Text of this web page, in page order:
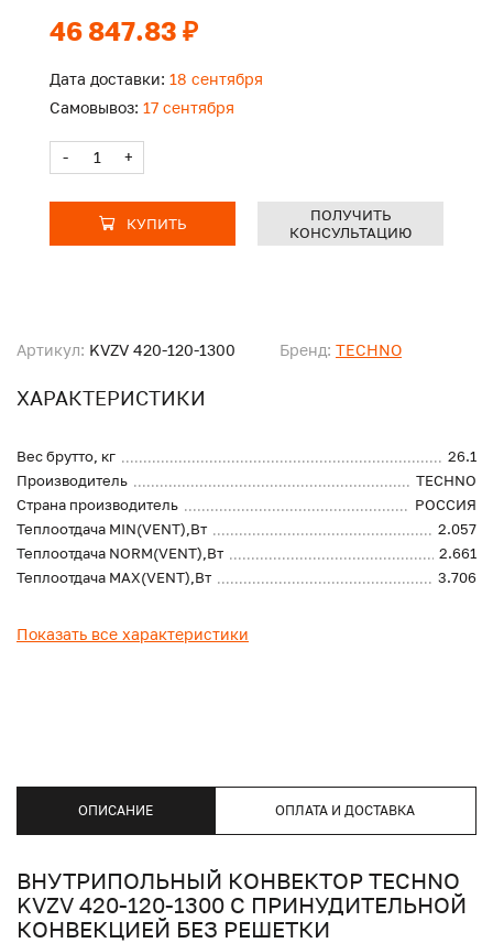
Артикул: KVZV 420-120-1300 Бренд: TECHNO
ХАРАКТЕРИСТИКИ
Вес брутто, кг
26.1
Производитель
TECHNO
Страна производитель
РОССИЯ
Теплоотдача MIN(VENT),Вт
2.057
Теплоотдача NORM(VENT),Вт
2.661
Теплоотдача MAX(VENT),Вт
3.706
Показать все характеристики
46 847.83 ₽
Дата доставки: 18 сентября
Самовывоз: 17 сентября
- +
КУПИТЬ
ПОЛУЧИТЬ
КОНСУЛЬТАЦИЮ
ОПИСАНИЕ ОПЛАТА И ДОСТАВКА
ВНУТРИПОЛЬНЫЙ КОНВЕКТОР TECHNO
KVZV 420-120-1300 С ПРИНУДИТЕЛЬНОЙ
КОНВЕКЦИЕЙ БЕЗ РЕШЕТКИ